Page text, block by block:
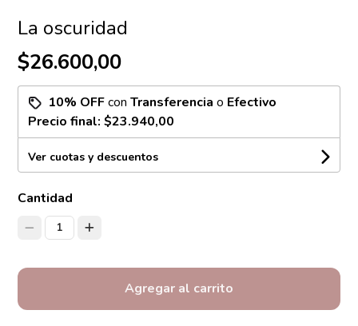
La oscuridad
$26.600,00
10% OFFconTransferencia o Efectivo
Precio final:$23.940,00
Ver cuotas y descuentos
Cantidad
1
Agregar al carrito